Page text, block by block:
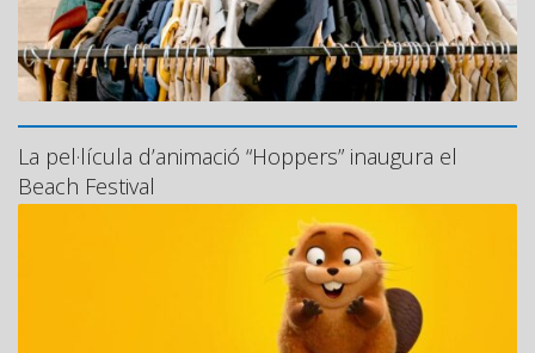
La pel·lícula d’animació “Hoppers” inaugura el
Beach Festival